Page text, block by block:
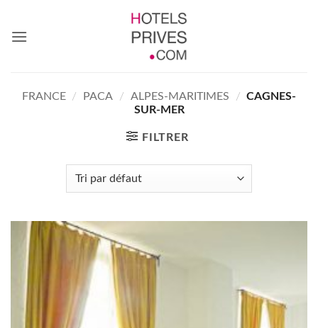
contenu
FRANCE / PACA / ALPES-MARITIMES / CAGNES-
SUR-MER
FILTRER